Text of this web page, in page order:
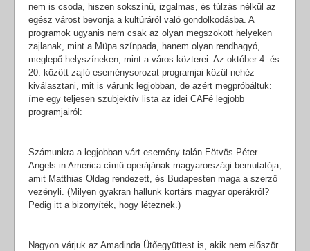
nem is csoda, hiszen sokszínű, izgalmas, és túlzás nélkül az
egész várost bevonja a kultúráról való gondolkodásba. A
programok ugyanis nem csak az olyan megszokott helyeken
zajlanak, mint a Müpa színpada, hanem olyan rendhagyó,
meglepő helyszíneken, mint a város közterei. Az október 4. és
20. között zajló eseménysorozat programjai közül nehéz
kiválasztani, mit is várunk legjobban, de azért megpróbáltuk:
íme egy teljesen szubjektív lista az idei CAFé legjobb
programjairól:
Számunkra a legjobban várt esemény talán Eötvös Péter
Angels in America című operájának magyarországi bemutatója,
amit Matthias Oldag rendezett, és Budapesten maga a szerző
vezényli. (Milyen gyakran hallunk kortárs magyar operákról?
Pedig itt a bizonyíték, hogy léteznek.)
Nagyon várjuk az Amadinda Ütőegyüttest is, akik nem először